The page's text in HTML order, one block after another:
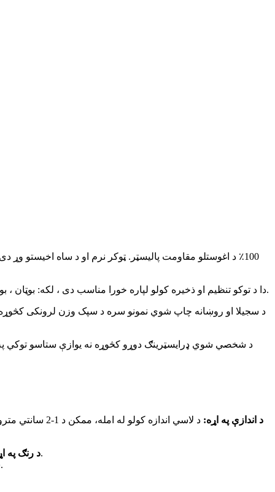
100٪ د اغوستلو مقاومت پالیسټر. ټوکر نرم او د ساه اخیستو
دا د توکو تنظیم او ذخیره کولو لپاره خورا مناسب دی ، لکه: بوټان ، بوتلونه ، لاسي کڅوړې ، موسمي جامې ، بوټان ، بوټان ، لوازم ، کاسمیټکس ، تشنابونه ، لوبی ، کوچني بریښنایی محصولات او نور.
د سجیلا او روښانه چاپ شوي نمونو سره د سپک وزن لرونکی کڅوړه
د شخصي شوي ډرایسټرینګ دوړو کڅوړه نه یوازې ستاسو توکي
1. د اندازې په اړه: د لاسي
2. د رنګ پهد توکي دقیق رنګ ممکن د ځانګړي نندارې، ترتیباتو او د رڼا شرایطو پورې اړه ولري. د ښودل شوي توکو رنګونه یوازې د حوالې لپاره دي.
ستاسو خپل کڅوړه دودیز ته ښه راغلاست ، کومه پوښتنه مهرباني وکړئ موږ سره اړیکه ونیسئ ، موږ خوښ یو چې مرسته وکړو ، ډیره مننه.